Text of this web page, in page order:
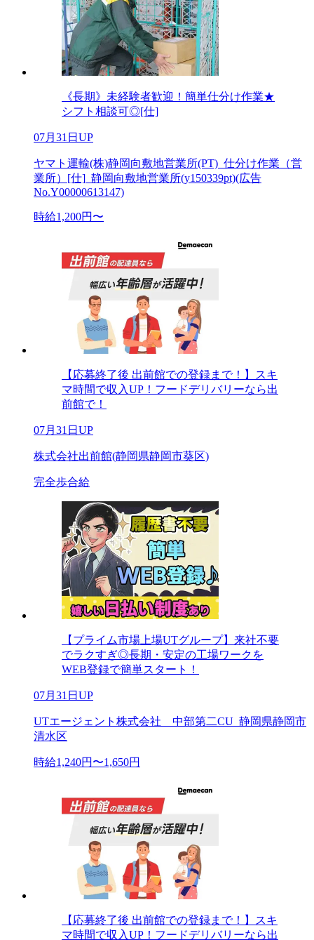
《長期》未経験者歓迎！簡単仕分け作業★
シフト相談可◎[仕]
07月31日UP
ヤマト運輸(株)静岡向敷地営業所(PT)_仕分け作業（営
業所）[仕]_静岡向敷地営業所(y150339pt)(広告
No.Y00000613147)
時給1,200円〜
【応募終了後 出前館での登録まで！】スキ
マ時間で収入UP！フードデリバリーなら出
前館で！
07月31日UP
株式会社出前館(静岡県静岡市葵区)
完全歩合給
【プライム市場上場UTグループ】来社不要
でラクすぎ◎長期・安定の工場ワークを
WEB登録で簡単スタート！
07月31日UP
UTエージェント株式会社 中部第二CU_静岡県静岡市
清水区
時給1,240円〜1,650円
【応募終了後 出前館での登録まで！】スキ
マ時間で収入UP！フードデリバリーなら出